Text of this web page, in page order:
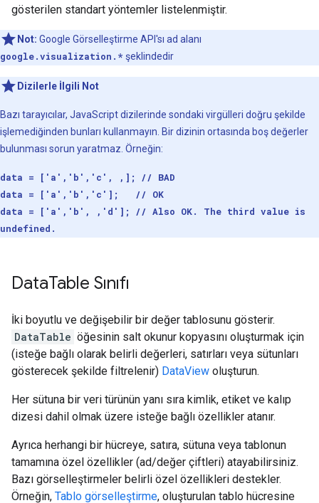
gösterilen standart yöntemler listelenmiştir.
Not: Google Görselleştirme API'sı ad alanı
google.visualization.* şeklindedir
Dizilerle İlgili Not
Bazı tarayıcılar, JavaScript dizilerinde sondaki virgülleri doğru şekilde
işlemediğinden bunları kullanmayın. Bir dizinin ortasında boş değerler
bulunması sorun yaratmaz. Örneğin:
data = ['a','b','c', ,]; // BAD
data = ['a','b','c']; // OK
data = ['a','b', ,'d']; // Also OK. The third value is
undefined.
DataTable Sınıfı
İki boyutlu ve değişebilir bir değer tablosunu gösterir.
DataTable öğesinin salt okunur kopyasını oluşturmak için
(isteğe bağlı olarak belirli değerleri, satırları veya sütunları
gösterecek şekilde filtrelenir) DataView oluşturun.
Her sütuna bir veri türünün yanı sıra kimlik, etiket ve kalıp
dizesi dahil olmak üzere isteğe bağlı özellikler atanır.
Ayrıca herhangi bir hücreye, satıra, sütuna veya tablonun
tamamına özel özellikler (ad/değer çiftleri) atayabilirsiniz.
Bazı görselleştirmeler belirli özel özellikleri destekler.
Örneğin, Tablo görselleştirme, oluşturulan tablo hücresine